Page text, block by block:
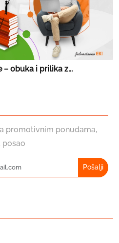
– obuka i prilika z...
promotivnim ponudama,
posao
Pošalji